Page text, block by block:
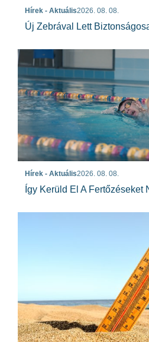
Hírek - Aktuális2026. 08. 08.
Új Zebrával Lett
Hírek - Aktuális2026. 08. 08.
Így Kerüld El A Fertőzéseket